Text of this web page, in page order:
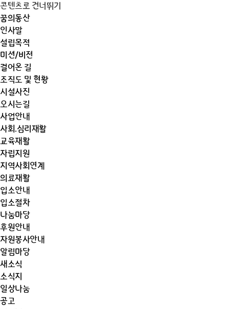
콘텐츠로 건너뛰기
꿈의동산
인사말
설립목적
미션/비전
걸어온 길
조직도 및 현황
시설사진
오시는길
사업안내
사회.심리재활
교육재활
자립지원
지역사회연계
의료재활
입소안내
입소절차
나눔마당
후원안내
자원봉사안내
알림마당
새소식
소식지
일상나눔
공고